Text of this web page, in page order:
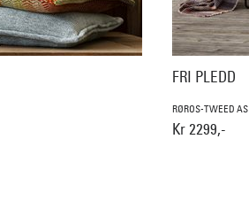
FRI PLEDD
RØROS-TWEED AS
Kr 2299,-